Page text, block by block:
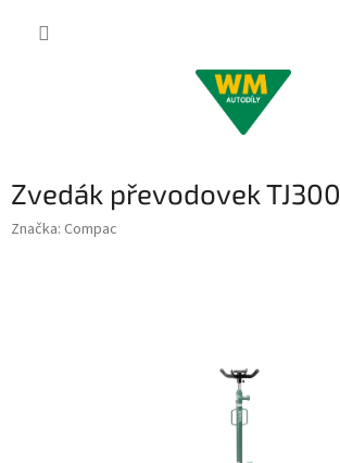
Zvedák převodovek TJ300
Značka: Compac